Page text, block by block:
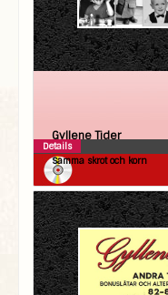
Gyllene Tider
Samma skrot och korn
Details